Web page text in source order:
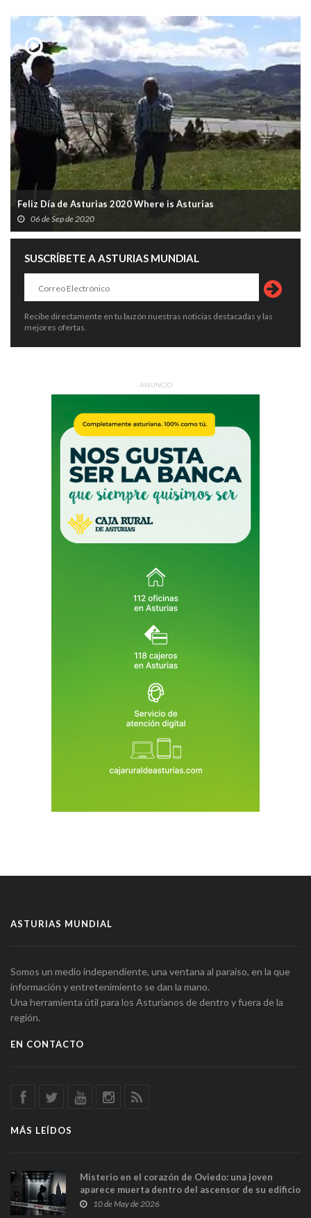
Feliz Día de Asturias 2020 Where is Asturias
06 de Sep de 2020
SUSCRÍBETE A ASTURIAS MUNDIAL
Recibe directamente en tu buzón nuestras noticias destacadas y las
mejores ofertas.
ANUNCIO
ASTURIAS MUNDIAL
Somos un medio independiente, una ventana al paraíso, en la que
información y entretenimiento se dan la mano.
Una herramienta útil para los Asturianos de dentro y fuera de la
región.
EN CONTACTO
MÁS LEÍDOS
Misterio en el corazón de Oviedo: una joven
aparece muerta dentro del ascensor de su edificio
y las cámaras captan sus últimos minutos
10 de May de 2026